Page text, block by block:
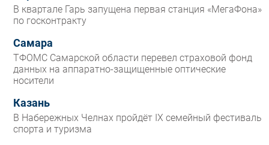
В квартале Гарь запущена первая станция «МегаФона»
по госконтракту
Самара
ТФОМС Самарской области перевел страховой фонд
данных на аппаратно-защищенные оптические
носители
Казань
В Набережных Челнах пройдёт IX семейный фестиваль
спорта и туризма